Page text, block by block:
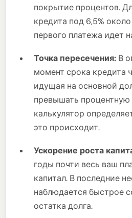
покрытие процентов.
кредита под 6,5%
первого платежа идет
Точка пересечения: В
момент срока кредита
идущая на основной
превышать процентную
калькулятор
это происходит.
Ускорение роста
годы почти весь ваш
капитал. В последние
наблюдается быстрое
остатка долга.